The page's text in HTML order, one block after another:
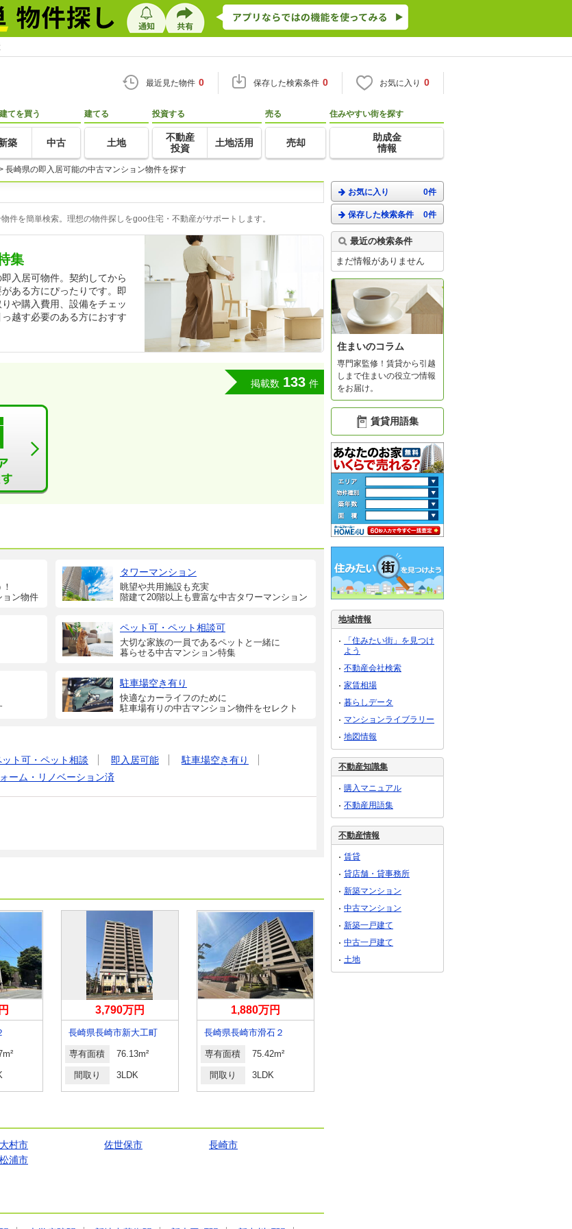
最近見た物件 0 保存した検索条件 0 お気に入り 0
てを買う
築 中古
建てる
土地
投資する
不動産
投資
土地活用
売る
売却
住みやすい街を探す
助成金
情報
長崎県の即入居可能の中古マンション物件を探す
件を簡単検索。理想の物件探しをgoo住宅・不動産がサポートします。
集
入居可物件。契約してから
ある方にぴったりです。即
や購入費用、設備をチェッ
越す必要のある方におすす
掲載数 133 件
ョン物件
タワーマンション
眺望や共用施設も充実
階建て20階以上も豊富な中古タワーマンション
ペット可・ペット相談可
大切な家族の一員であるペットと一緒に
暮らせる中古マンション特集
駐車場空き有り
快適なカーライフのために
駐車場有りの中古マンション物件をセレクト
ット可・ペット相談 即入居可能
駐車場空き有り
ーム・リノベーション済
3,790万円
長崎県長崎市新大工町
専有面積 76.13m²
間取り 3LDK
1,880万円
長崎県長崎市滑石２
専有面積 75.42m²
間取り 3LDK
大村市 佐世保市
長崎市
松浦市
お気に入り 0件
保存した検索条件 0件
最近の検索条件
まだ情報がありません
住まいのコラム
専門家監修！賃貸から引越
しまで住まいの役立つ情報
をお届け。
賃貸用語集
地域情報
「住みたい街」を見つけ
よう
不動産会社検索
家賃相場
暮らしデータ
マンションライブラリー
地図情報
不動産知識集
購入マニュアル
不動産用語集
不動産情報
賃貸
貸店舗・貸事務所
新築マンション
中古マンション
新築一戸建て
中古一戸建て
土地